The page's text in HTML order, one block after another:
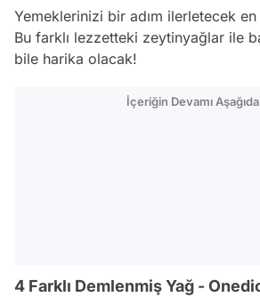
Yemeklerinizi bir adım ilerletecek
Bu farklı lezzetteki zeytinyağlar ile
bile harika olacak!
İçeriğin Devamı Aşağıda
4 Farklı Demlenmiş Yağ -